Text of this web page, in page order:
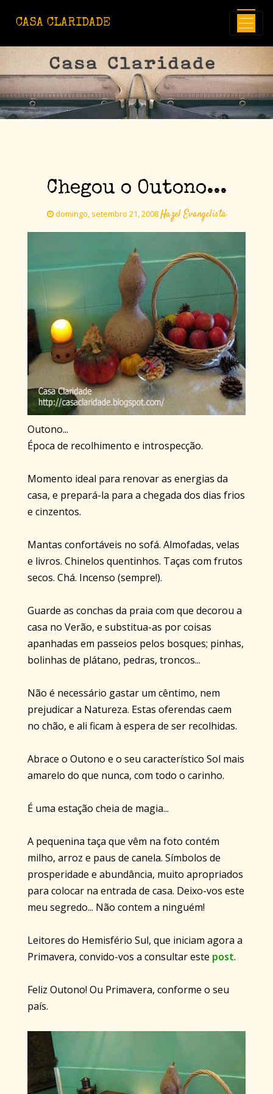
CASA CLARIDADE
Chegou o Outono...
domingo, setembro 21, 2008Hazel Evangelista
Outono...
Época de recolhimento e introspecção.
Momento ideal para renovar as energias da
casa, e prepará-la para a chegada dos dias frios
e cinzentos.
Mantas confortáveis no sofá. Almofadas, velas
e livros. Chinelos quentinhos. Taças com frutos
secos. Chá. Incenso (sempre!).
Guarde as conchas da praia com que decorou a
casa no Verão, e substitua-as por coisas
apanhadas em passeios pelos bosques; pinhas,
bolinhas de plátano, pedras, troncos...
Não é necessário gastar um cêntimo, nem
prejudicar a Natureza. Estas oferendas caem
no chão, e ali ficam à espera de ser recolhidas.
Abrace o Outono e o seu característico Sol mais
amarelo do que nunca, com todo o carinho.
É uma estação cheia de magia...
A pequenina taça que vêm na foto contém
milho, arroz e paus de canela. Símbolos de
prosperidade e abundância, muito apropriados
para colocar na entrada de casa. Deixo-vos este
meu segredo... Não contem a ninguém!
Leitores do Hemisfério Sul, que iniciam agora a
Primavera, convido-vos a consultar este post.
Feliz Outono! Ou Primavera, conforme o seu
país.